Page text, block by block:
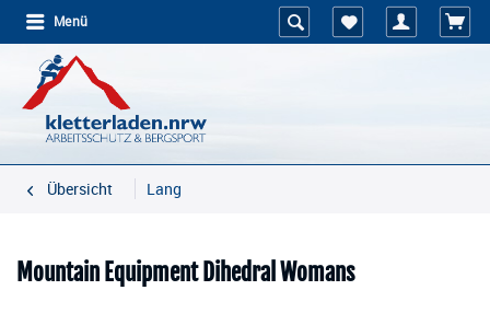
Menü
Übersicht Lang
Mountain Equipment Dihedral Womans